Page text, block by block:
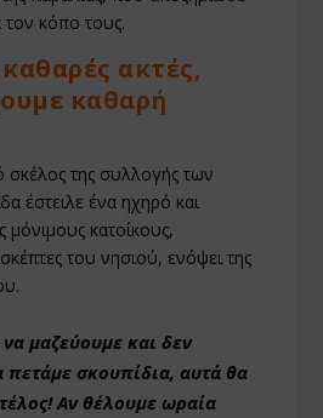
τον κόπο τους.
ακτές,
καθαρή
σκέλος της συλλογής των
έστειλε ένα ηχηρό και
μόνιμους κατοίκους,
του νησιού, ενόψει της
μαζεύουμε και δεν
πετάμε σκουπίδια, αυτά θα
Αν θέλουμε ωραία